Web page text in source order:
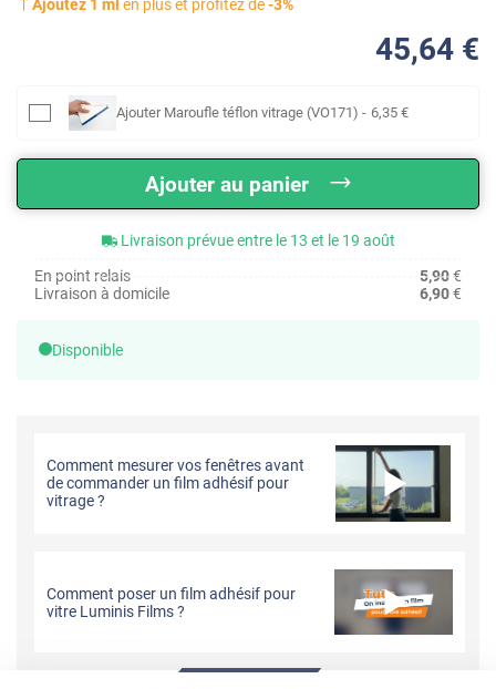
Ajoutez 1 ml en plus et profitez de-3%
45,64 €
Ajouter Maroufle téflon vitrage (VO171) - 6,35 €
Ajouter au panier
Livraison prévue entre le 13 et le 19 août
En point relais
5,90€
Livraison à domicile
6,90€
Disponible
Comment mesurer vos fenêtres avant
de commander un film adhésif pour
vitrage ?
Comment poser un film adhésif pour
vitre Luminis Films ?